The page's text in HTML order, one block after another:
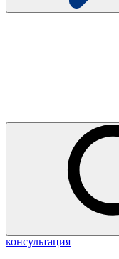
консультация